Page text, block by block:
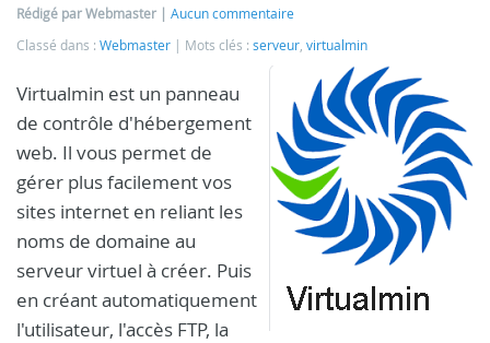
Rédigé par Webmaster
Aucun commentaire
Classé dans : Webmaster Mots clés : serveur, virtualmin
Virtualmin est un panneau
de contrôle d'hébergement
web. Il vous permet de
gérer plus facilement vos
sites internet en reliant les
noms de domaine au
serveur virtuel à créer. Puis
en créant automatiquement
l'utilisateur, l'accès FTP, la